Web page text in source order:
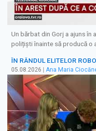
Un bărbat din Gorj a ajuns
polițiști înainte să producă o
ÎN RÂNDUL ELITELOR
05.08.2026 Ana Maria